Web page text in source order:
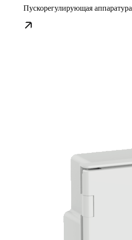
Пускорегулирующая аппаратура